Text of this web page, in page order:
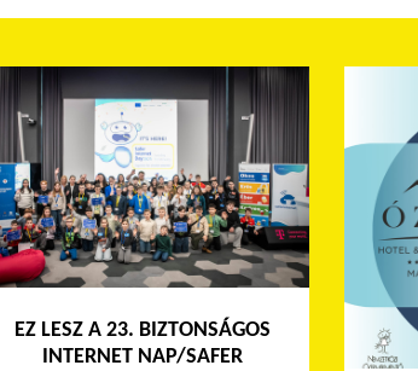
EZ LESZ A 23. BIZTONSÁGOS
INTERNET NAP/SAFER